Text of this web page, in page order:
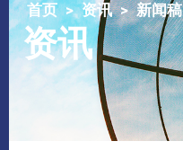
首页 资讯 新闻稿
资讯